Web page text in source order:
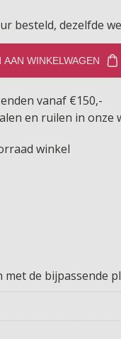
besteld, dezelfde
WINKELWAGEN
vanaf €150,-
en ruilen in onze
winkel
de bijpassende